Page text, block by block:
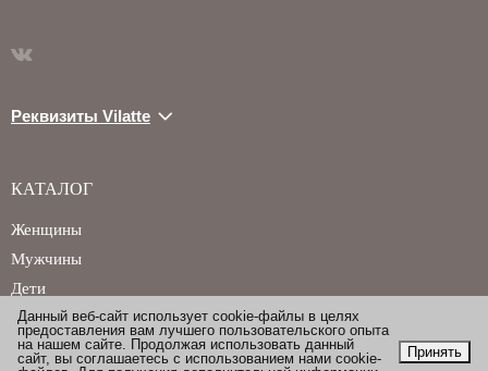
Реквизиты Vilatte
КАТАЛОГ
Женщины
Мужчины
Дети
Данный веб-сайт использует cookie-файлы в целях
предоставления вам лучшего пользовательского опыта
на нашем сайте. Продолжая использовать данный
сайт, вы соглашаетесь с использованием нами cookie-
Принять